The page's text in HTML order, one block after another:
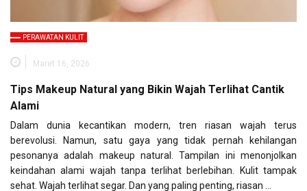
PERAWATAN KULIT
Maret 16, 2026
Tips Makeup Natural yang Bikin Wajah Terlihat Cantik
Alami
Dalam dunia kecantikan modern, tren riasan wajah terus
berevolusi. Namun, satu gaya yang tidak pernah kehilangan
pesonanya adalah makeup natural. Tampilan ini menonjolkan
keindahan alami wajah tanpa terlihat berlebihan. Kulit tampak
sehat. Wajah terlihat segar. Dan yang paling penting, riasan …